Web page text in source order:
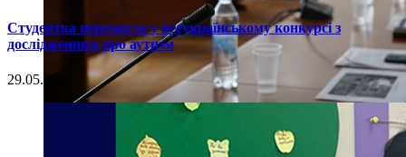
Студентка перемогла у всеукраїнському конкурсі з
дослідженням про аутизм
29.05.2026